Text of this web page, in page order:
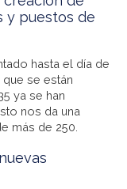
y puestos de
hasta el día de
se están
ya se han
nos da una
más de 250.